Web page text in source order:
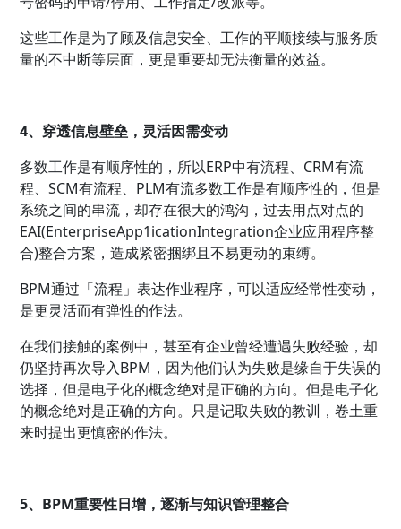
这些工作是为了顾及信息安全、工作的平顺接续与服务质
量的不中断等层面，更是重要却无法衡量的效益。
4、穿透信息壁垒，灵活因需变动
多数工作是有顺序性的，所以ERP中有流程、CRM有流
程、SCM有流程、PLM有流多数工作是有顺序性的，但是
系统之间的串流，却存在很大的鸿沟，过去用点对点的
EAI(EnterpriseApp1icationIntegration企业应用程序整
合)整合方案，造成紧密捆绑且不易更动的束缚。
BPM通过「流程」表达作业程序，可以适应经常性变动，
是更灵活而有弹性的作法。
在我们接触的案例中，甚至有企业曾经遭遇失败经验，却
仍坚持再次导入BPM，因为他们认为失败是缘自于失误的
选择，但是电子化的概念绝对是正确的方向。但是电子化
的概念绝对是正确的方向。只是记取失败的教训，卷土重
来时提出更慎密的作法。
5、BPM重要性日增，逐渐与知识管理整合